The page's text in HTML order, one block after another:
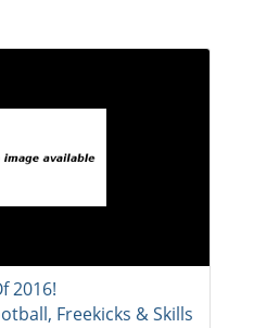
2016!
Freekicks & Skills